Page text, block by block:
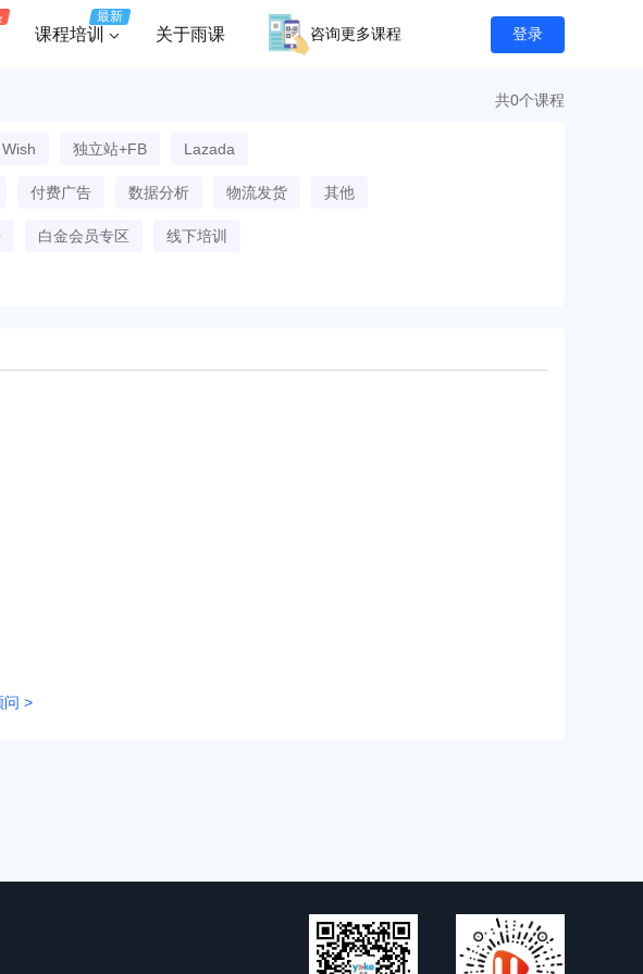
课程培训
最新
关于雨课 咨询更多课程 登录
共0个课程
Wish 独立站+FB Lazada
付费广告 数据分析 物流发货 其他
白金会员专区 线下培训
问 >